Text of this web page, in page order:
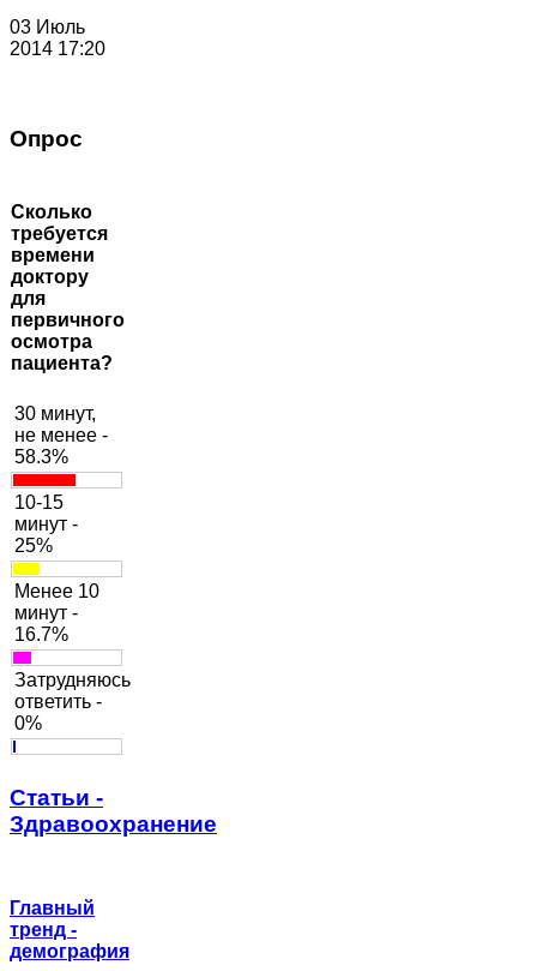
03 Июль
2014 17:20
Опрос
Сколько
требуется
времени
доктору
для
первичного
осмотра
пациента?
30 минут,
не менее -
58.3%
10-15
минут -
25%
Менее 10
минут -
16.7%
Затрудняюсь
ответить -
0%
Статьи -
Здравоохранение
Главный
тренд -
демография